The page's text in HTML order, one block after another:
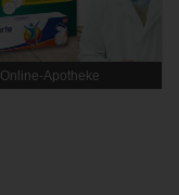
Online‑Apotheke